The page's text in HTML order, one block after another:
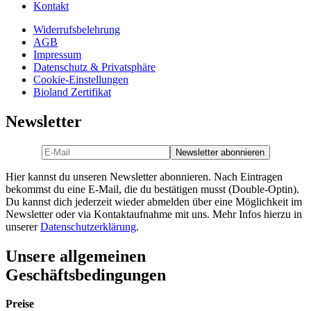
Kontakt
Widerrufsbelehrung
AGB
Impressum
Datenschutz & Privatsphäre
Cookie-Einstellungen
Bioland Zertifikat
Newsletter
Hier kannst du unseren Newsletter abonnieren. Nach Eintragen
bekommst du eine E-Mail, die du bestätigen musst (Double-Optin).
Du kannst dich jederzeit wieder abmelden über eine Möglichkeit im
Newsletter oder via Kontaktaufnahme mit uns. Mehr Infos hierzu in
unsererDatenschutzerklärung.
Unsere allgemeinen
Geschäftsbedingungen
Preise